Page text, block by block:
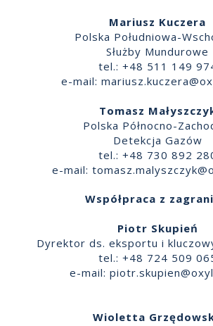
Mariusz Kuczera
Polska Południowa-
Służby Mundurowe
tel.: +48 511 149
e-mail:
Tomasz
Polska Północno-
Detekcja Gazów
tel.: +48 730 892
e-mail:
Współpraca z
Piotr Skupień
Dyrektor ds. eksportu i
tel.: +48 724 509
e-mail:
Wioletta